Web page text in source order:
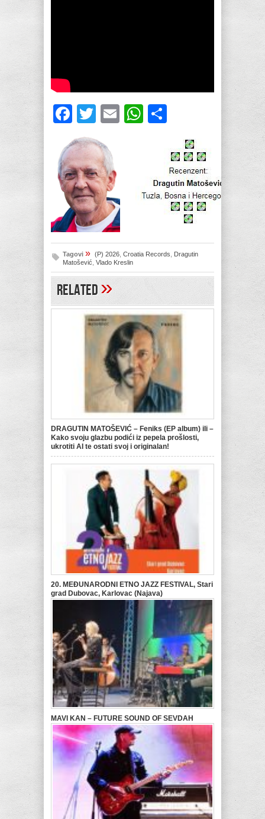
Facebook
Twitter
EmailWhatsApp
Tagovi » (P) 2026 Croatia Records
Dragutin
Matošević Vlado Kreslin
Related»
DRAGUTIN MATOŠEVIĆ – Feniks (EP album) ili –
Kako svoju glazbu podići iz pepela prošlosti,
ukrotiti AI te ostati svoj i originalan!
20. MEĐUNARODNI ETNO JAZZ FESTIVAL, Stari
grad Dubovac, Karlovac (Najava)
MAVI KAN – FUTURE SOUND OF SEVDAH